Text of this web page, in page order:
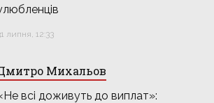
липня, 12:33
Михальов
всі доживуть до виплат»: